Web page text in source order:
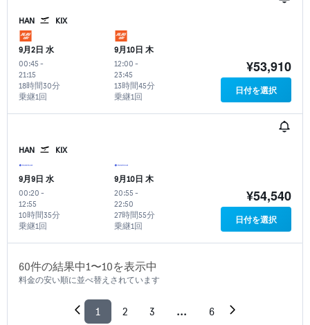
HAN KIX
9月2日 水
00:45 -
21:15
乗継1回
18時間30分
9月10日 木
12:00 -
23:45
乗継1回
13時間45分
¥53,910
日付を選択
HAN KIX
9月9日 水
00:20 -
12:55
乗継1回
10時間35分
9月10日 木
20:55 -
22:50
乗継1回
27時間55分
¥54,540
日付を選択
60​件の結果中1​〜10​を表示中
料金の安い順に並べ替えされています
1 2 3 ... 6